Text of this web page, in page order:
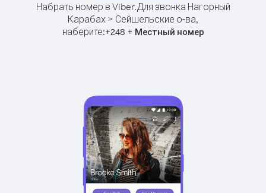
Набрать номер в Viber.Для звонка Нагорный
Карабах > Сейшельские о-ва,
наберите:+248 + Местный номер